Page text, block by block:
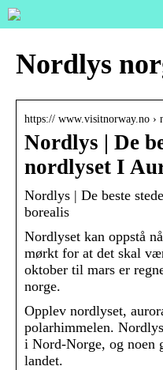
Nordlys
https:// www.visitnorway.no ›
Nordlys | De
nordlyset I
Nordlys | De beste
borealis
Nordlyset kan oppstå
mørkt for at det skal
oktober til mars er
norge.
Opplev nordlyset,
polarhimmelen.
i Nord-Norge, og noen
landet.